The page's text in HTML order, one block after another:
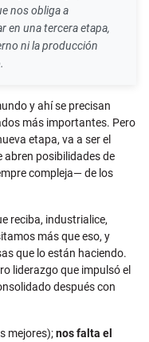
nos obliga a
en una tercera etapa,
ni la producción
y ahí se precisan
más importantes. Pero
etapa, va a ser el
abren posibilidades de
compleja— de los
reciba, industrialice,
más que eso, y
que lo están haciendo.
liderazgo que impulsó el
después con
mejores);nos falta el